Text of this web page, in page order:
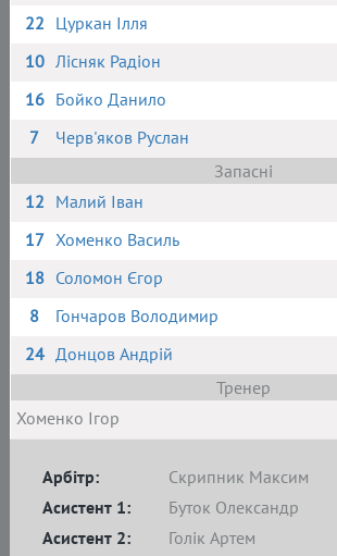
22 Цуркан Ілля
10 Лісняк Радіон
16 Бойко Данило
7
Черв'яков Руслан
Запасні
12 Малий Іван
17 Хоменко Василь
18 Соломон Єгор
8
Гончаров Володимир
24 Донцов Андрій
Тренер
Хоменко Ігор
Арбітр:
Скрипник Максим
Асистент 1:
Буток Олександр
Асистент 2:
Голік Артем